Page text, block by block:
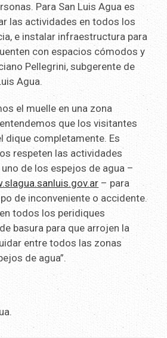
Para San Luis Agua es
las actividades en todos los
e instalar infraestructura para
con espacios cómodos y
Pellegrini, subgerente de
Agua.
el muelle en una zona
que los visitantes
dique completamente. Es
respeten las actividades
de los espejos de agua –
– para
de inconveniente o accidente.
todos los peridiques
basura para que arrojen la
entre todos las zonas
de agua”.